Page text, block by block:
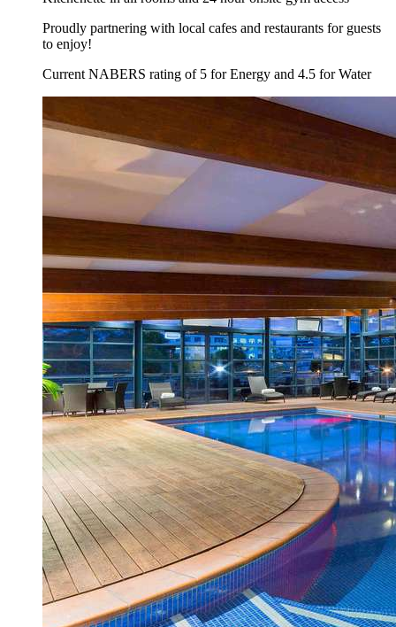
Proudly partnering with local cafes and restaurants for guests
to enjoy!
Current NABERS rating of 5 for Energy and 4.5 for Water